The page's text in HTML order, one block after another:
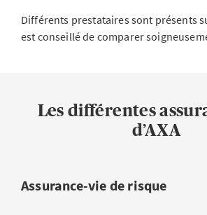
Différents prestataires sont présents
est conseillé de comparer
Les différentes
d’AXA
Assurance-vie de risque